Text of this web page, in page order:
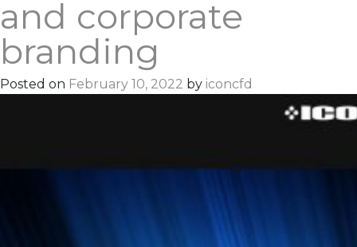
and corporate
branding
Posted on February 10, 2022 by iconcfd